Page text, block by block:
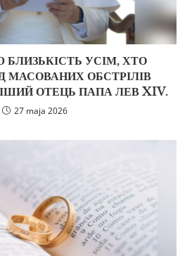
УСІМ, ХТО
МАСОВАНИХ ОБСТРІЛІВ
ОТЕЦЬ ПАПА ЛЕВ XIV.
27 maja 2026